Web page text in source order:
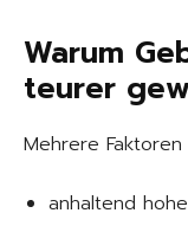
Warum
teurer
Mehrere
anhaltend